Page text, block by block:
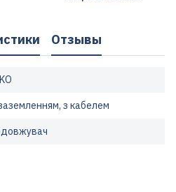
Отзывы
з кабелем